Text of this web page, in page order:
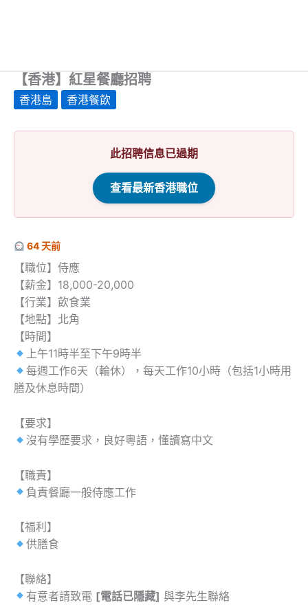
【香港】紅星餐廳招聘
香港島 香港餐飲
此招聘信息已過期
查看最新香港職位
64 天前
【職位】侍應
【薪金】18,000-20,000
【行業】飲食業
【地點】北角
【時間】
上午11時半至下午9時半
每週工作6天（輪休），每天工作10小時（包括1小時用
膳及休息時間）
【要求】
沒有學歷要求，良好粵語，懂讀寫中文
【職責】
負責餐廳一般侍應工作
【福利】
供膳食
【聯絡】
有意者請致電 [電話已隱藏] 與李先生聯絡